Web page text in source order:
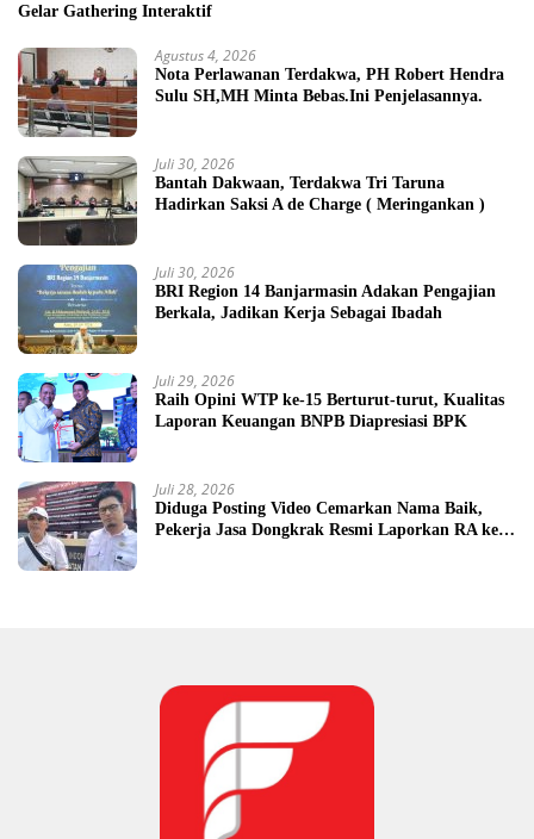
Gelar Gathering Interaktif
Agustus 4, 2026
Nota Perlawanan Terdakwa, PH Robert Hendra
Sulu SH,MH Minta Bebas.Ini Penjelasannya.
Juli 30, 2026
Bantah Dakwaan, Terdakwa Tri Taruna
Hadirkan Saksi A de Charge ( Meringankan )
Juli 30, 2026
BRI Region 14 Banjarmasin Adakan Pengajian
Berkala, Jadikan Kerja Sebagai Ibadah
Juli 29, 2026
Raih Opini WTP ke-15 Berturut-turut, Kualitas
Laporan Keuangan BNPB Diapresiasi BPK
Juli 28, 2026
Diduga Posting Video Cemarkan Nama Baik,
Pekerja Jasa Dongkrak Resmi Laporkan RA ke